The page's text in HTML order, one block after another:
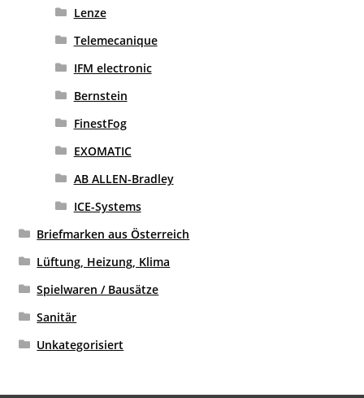
Lenze
Telemecanique
IFM electronic
Bernstein
FinestFog
EXOMATIC
AB ALLEN-Bradley
ICE-Systems
Briefmarken aus Österreich
Lüftung, Heizung, Klima
Spielwaren / Bausätze
Sanitär
Unkategorisiert